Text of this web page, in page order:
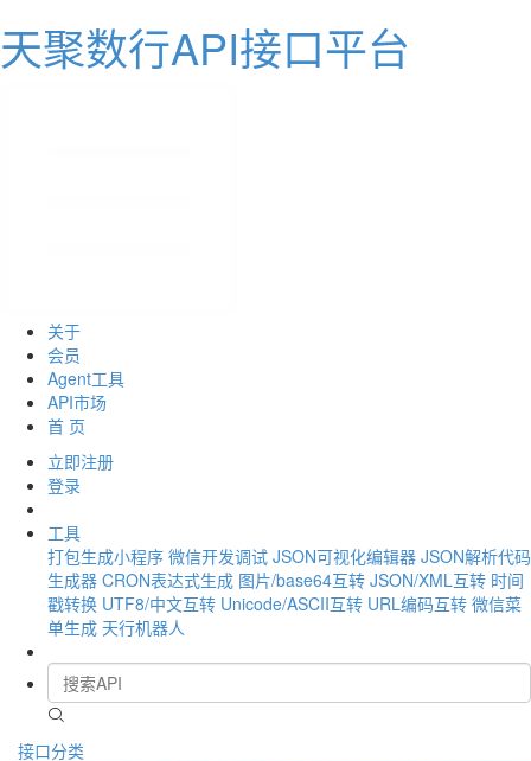
天聚数行API接口平台
关于
会员
Agent工具
API市场
首 页
立即注册
登录
工具
打包生成小程序 微信开发调试 JSON可视化编辑器 JSON解析代码
生成器 CRON表达式生成 图片/base64互转 JSON/XML互转 时间
戳转换 UTF8/中文互转 Unicode/ASCII互转 URL编码互转 微信菜
单生成 天行机器人
接口分类